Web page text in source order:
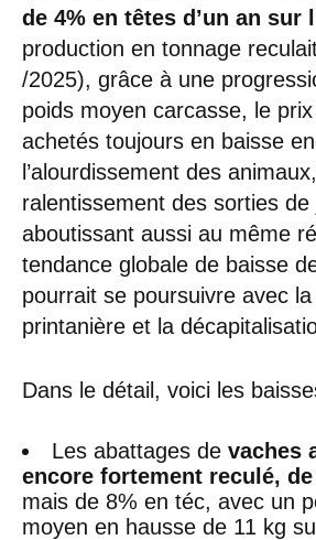
de 4% en têtes d’un an sur
production en tonnage
/2025), grâce à une
poids moyen carcasse, le
achetés toujours en baisse
l’alourdissement des
ralentissement des sorties
aboutissant aussi au même
tendance globale de baisse
pourrait se poursuivre avec la
printanière et la
Dans le détail, voici les
Les abattages de vaches
encore fortement reculé, de
mais de 8% en téc, avec un
moyen en hausse de 11 kg